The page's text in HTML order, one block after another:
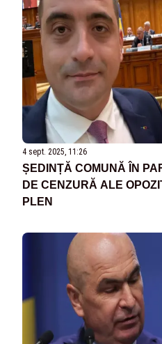
4 sept. 2025, 11:26
ȘEDINȚĂ COMUNĂ ÎN
DE CENZURĂ ALE
PLEN